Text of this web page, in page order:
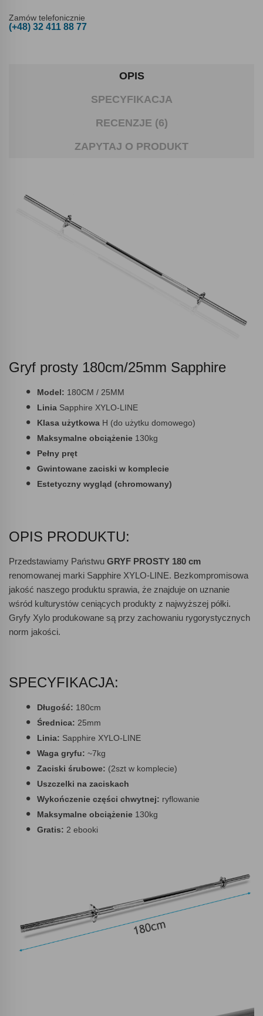
Zamów telefonicznie
(+48) 32 411 88 77
OPIS
SPECYFIKACJA
RECENZJE (6)
ZAPYTAJ O PRODUKT
Gryf prosty 180cm/25mm Sapphire
Model: 180CM / 25MM
Linia Sapphire XYLO-LINE
Klasa użytkowa H (do użytku domowego)
Maksymalne obciążenie 130kg
Pełny pręt
Gwintowane zaciski w komplecie
Estetyczny wygląd (chromowany)
OPIS PRODUKTU:
Przedstawiamy Państwu GRYF PROSTY 180 cm
renomowanej marki Sapphire XYLO-LINE. Bezkompromisowa
jakość naszego produktu sprawia, że znajduje on uznanie
wśród kulturystów ceniących produkty z najwyższej półki.
Gryfy Xylo produkowane są przy zachowaniu rygorystycznych
norm jakości.
SPECYFIKACJA:
Długość: 180cm
Średnica: 25mm
Linia: Sapphire XYLO-LINE
Waga gryfu: ~7kg
Zaciski śrubowe: (2szt w komplecie)
Uszczelki na zaciskach
Wykończenie części chwytnej: ryflowanie
Maksymalne obciążenie 130kg
Gratis: 2 ebooki